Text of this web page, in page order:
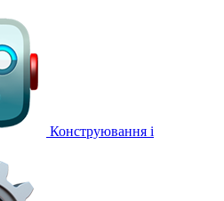
Конструювання і